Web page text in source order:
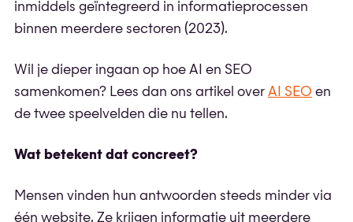
inmiddels geïntegreerd in informatieprocessen
binnen meerdere sectoren (2023).
Wil je dieper ingaan op hoe AI en SEO
samenkomen? Lees dan ons artikel over AI SEO en
de twee speelvelden die nu tellen.
Wat betekent dat concreet?
Mensen vinden hun antwoorden steeds minder via
één website. Ze krijgen informatie uit meerdere